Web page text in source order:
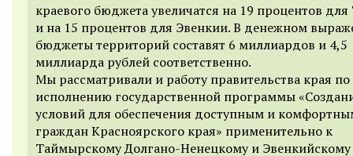
краевого бюджета увеличатся на 19 процентов
и на 15 процентов для Эвенкии. В денежном
бюджеты территорий составят 6 миллиардов и 4,5
миллиарда рублей соответственно.
Мы рассматривали и работу правительства края по
исполнению государственной программы
условий для обеспечения доступным и
граждан Красноярского края» применительно к
Таймырскому Долгано-Ненецкому и